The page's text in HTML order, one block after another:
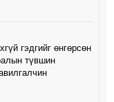
гэдгийг өнгөрсөн
түвшин